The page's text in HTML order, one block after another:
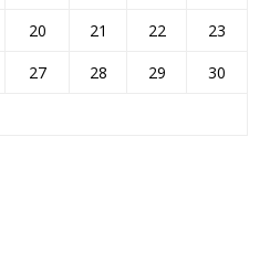
20 21 22
23
27 28 29
30